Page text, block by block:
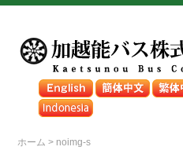
ホーム > noimg-s